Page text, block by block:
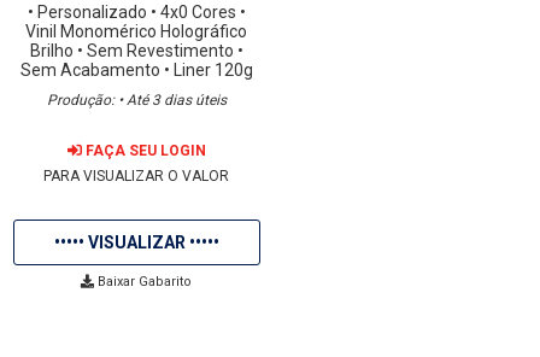
• Personalizado • 4x0 Cores •
Vinil Monomérico Holográfico
Brilho • Sem Revestimento •
Sem Acabamento • Liner 120g
Produção: • Até 3 dias úteis
FAÇA SEU LOGIN
PARA VISUALIZAR O VALOR
••••• VISUALIZAR •••••
Baixar Gabarito